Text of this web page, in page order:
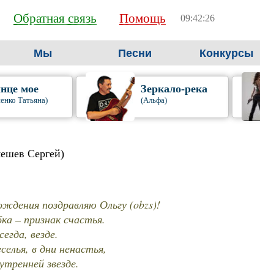
Обратная связь Помощь 09:42:28
Мы Песни Конкурсы
мое
Татьяна)
Зеркало-река
(Альфа)
Сергей)
поздравляю Ольгу (obzs)!
– признак счастья.
везде.
в дни ненастья,
звезде.